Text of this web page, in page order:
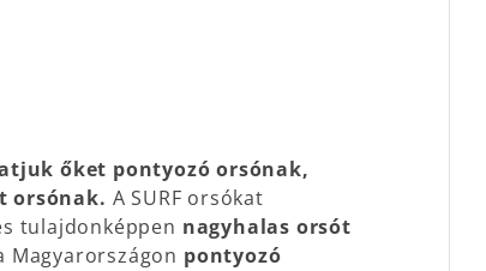
őket pontyozó orsónak,
orsónak. A SURF orsókat
tulajdonképpen nagyhalas orsót
pontyozó